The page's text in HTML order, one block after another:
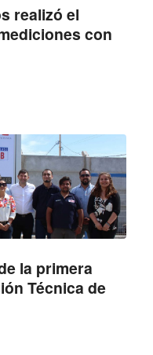
realizó el
con
la primera
Técnica de